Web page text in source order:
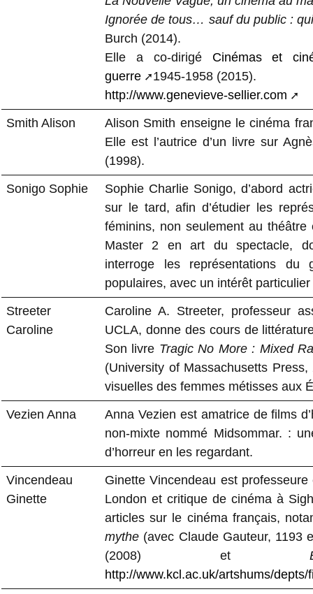
Ignorée de tous… sauf du public :
Burch (2014).
Elle a co-dirigé Cinémas et
guerre
1945-1958 (2015).
http://www.genevieve-sellier.com
Smith Alison
Alison Smith enseigne le cinéma
Elle est l’autrice d’un livre sur
(1998).
Sonigo Sophie
Sophie Charlie Sonigo, d’abord
sur le tard, afin d’étudier les
féminins, non seulement au
Master 2 en art du spectacle,
interroge les représentations du
populaires, avec un intérêt
Streeter
Caroline
Caroline A. Streeter, professeur
UCLA, donne des cours de
Son livre Tragic No More : Mixed
(University of Massachusetts
visuelles des femmes métisses aux
Vezien Anna
Anna Vezien est amatrice de films
non-mixte nommé Midsommar. :
d’horreur en les regardant.
Vincendeau
Ginette
Ginette Vincendeau est
London et critique de cinéma à
articles sur le cinéma français,
mythe(avec Claude Gauteur, 1193
(2008) et
http://www.kcl.ac.uk/artshums/